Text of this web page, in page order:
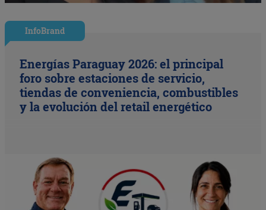
InfoBrand
Energías Paraguay 2026: el principal
foro sobre estaciones de servicio,
tiendas de conveniencia, combustibles
y la evolución del retail energético